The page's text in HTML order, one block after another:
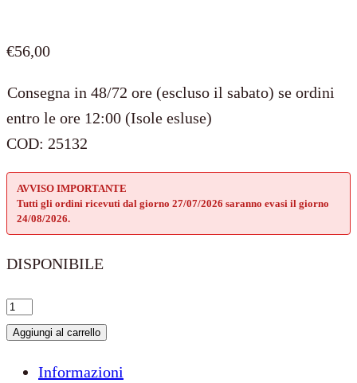
€56,00
Consegna in 48/72 ore (escluso il sabato) se ordini
entro le ore 12:00 (Isole esluse)
COD: 25132
AVVISO IMPORTANTE
Tutti gli ordini ricevuti dal giorno 27/07/2026 saranno evasi il giorno
24/08/2026.
DISPONIBILE
Just
married
Aggiungi al carrello
Informazioni